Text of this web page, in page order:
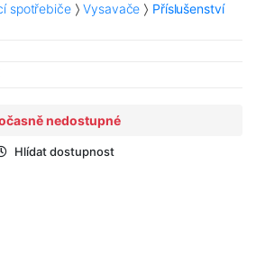
spotřebiče Vysavače
Příslušenství
nedostupné
Hlídat dostupnost